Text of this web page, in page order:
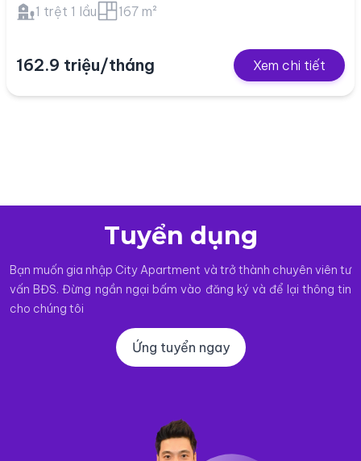
1 trệt 1 lầu 167 m²
162.9 triệu/tháng Xem chi tiết
Tuyển dụng
Bạn muốn gia nhập City Apartment và trở thành chuyên viên tư
vấn BĐS. Đừng ngần ngại bấm vào đăng ký và để lại thông tin
cho chúng tôi
Ứng tuyển ngay